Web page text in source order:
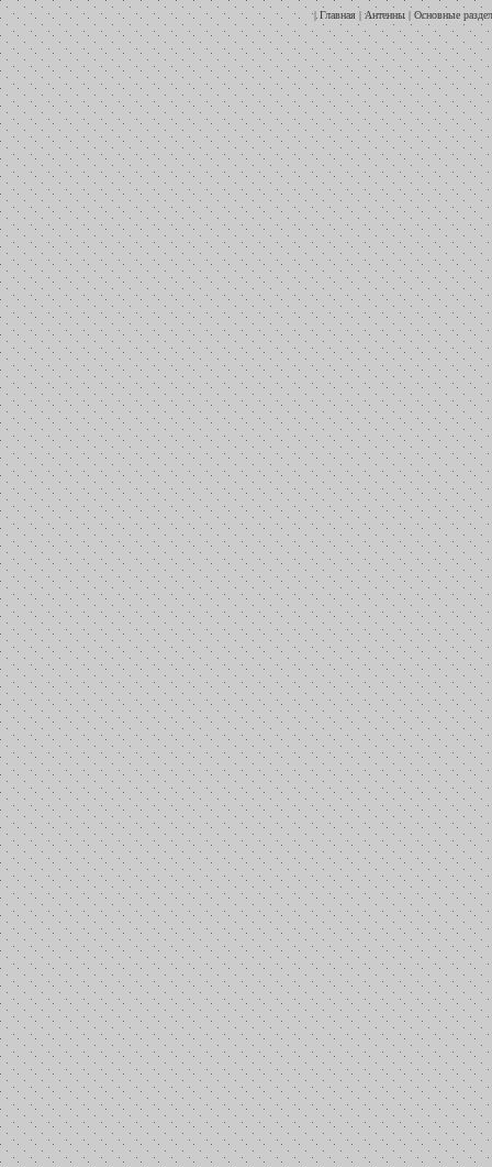
| Главная | Антенны | Основные